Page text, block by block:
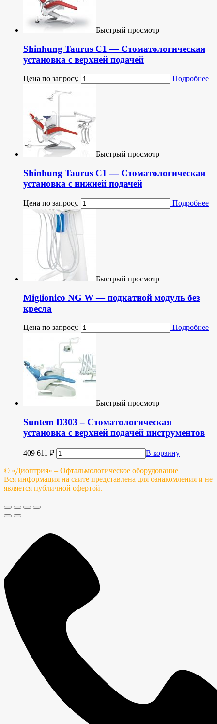
Быстрый просмотр
Shinhung Taurus С1 — Стоматологическая
установка с верхней подачей
Цена по запросу. Подробнее
Быстрый просмотр
Shinhung Taurus С1 — Стоматологическая
установка с нижней подачей
Цена по запросу. Подробнее
Быстрый просмотр
Miglionico NG W — подкатной модуль без
кресла
Цена по запросу. Подробнее
Быстрый просмотр
Suntem D303 – Стоматологическая
установка с верхней подачей инструментов
409 611 ₽ В корзину
© «Диоптрия» – Офтальмологическое оборудование
Вся информация на сайте представлена для ознакомления и не
является публичной офертой.